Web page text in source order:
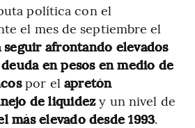
política con el
el mes de septiembre el
afrontando elevados
en pesos en medio de
por el apretón
de liquidezy un nivel de
más elevado desde 1993.